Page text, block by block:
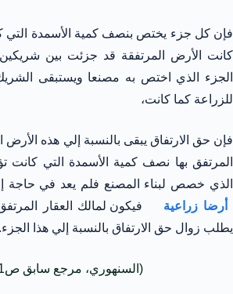
فإن كل جزء يختص بنصف كمية الأسمدة التي
كانت الأرض المرتفقة قد جزئت بين
الجزء الذي اختص به مصنعا ويستبقى
للزراعة كما كانت،
فإن حق الارتفاق يبقى بالنسبة إلي هذه الأرض
المرتفق بها نصف كمية الأسمدة التي كانت
الذي خصص لبناء المصنع فلم يعد في حاجة
أرضا زراعية
فيكون لمالك العقار
يطلب زوال حق الارتفاق بالنسبة إلي هذا الجزء.
(السنهوري، مرجع سابق ص1361)